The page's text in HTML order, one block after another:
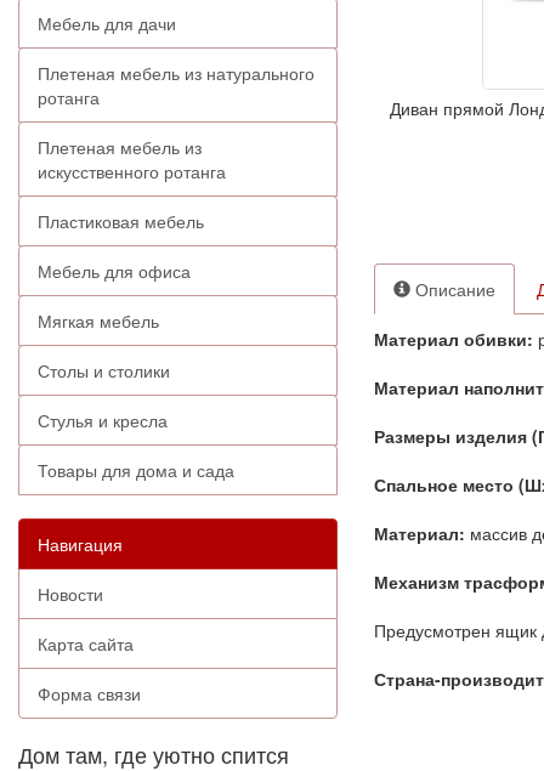
Мебель для дачи
Плетеная мебель из натурального
ротанга
Плетеная мебель из
искусственного ротанга
Пластиковая мебель
Мебель для офиса
Мягкая мебель
Столы и столики
Стулья и кресла
Товары для дома и сада
Навигация
Новости
Карта сайта
Форма связи
Дом там, где уютно спится
Диван прямой
Описание
Материал обивки:
Материал
Размеры изделия
Спальное место
Материал: массив
Механизм
Предусмотрен ящик
Страна-